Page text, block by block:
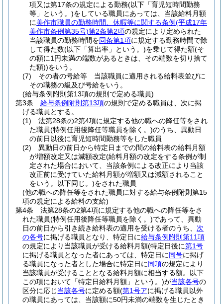
項又は第17条の規定による勤務(以下「育児短時間勤務
等」という。)をしている職員にあっては、当該給料月額
に美作市職員の勤務時間、休暇等に関する条例(平成17年
美作市条例第35号)第2条第2項の規定により定められた
当該職員の勤務時間を同条第1項に規定する勤務時間で除
して得た数(以下「算出率」という。)を乗じて得た額(そ
の額に1円未満の端数があるときは、その端数を切り捨て
た額))をいう。
(7)
その者の号給等 当該職員に適用される給料表並びに
その職務の級及び号給をいう。
(給与条例附則第13項の規則で定める職員)
第3条
給与条例附則第13項の規則で定める職員は、次に掲
げる職員とする。
(1)
法第28条の2第4項に規定する他の職への降任等をされ
た職員(特例任用後降任等職員を除く。)のうち、異動日
の前日以後に育児短時間勤務等をした職員
(2)
異動日の前日から特定日までの間の給料表の給料月額
が増額改定又は減額改定(給料月額の改定をする条例が制
定された場合において、当該条例による改正により当該
改正前に受けていた給料月額が増額又は減額されること
をいう。以下同じ。)をされた職員
(他の職への降任等をされた職員に対する給与条例附則第15
項の規定による給料の支給)
第4条
法第28条の2第4項に規定する他の職への降任等をさ
れた職員(特例任用後降任等職員を除く。)であって、異動
日の前日から引き続き給料表の適用を受ける者のうち、 次
の各号に掲げる職員となり、特定日に給与条例附則第11項
の規定により当該職員が受ける給料月額(特定日後に第1号
に掲げる職員となった者にあっては、特定日に同号に掲げ
る職員になった者とした場合に特定日に同項の規定により
当該職員が受けることとなる給料月額に相当する額。以下
この項において「特定日給料月額」という。)が当該各号の
区分に応じ当該各号に定める額(第1号アに掲げる職員以外
の職員にあっては、当該額に50円未満の端数を生じたとき